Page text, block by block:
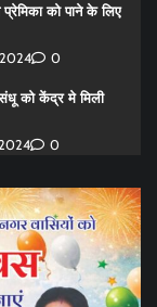
को पाने के लिए
2024 0
को केंद्र मे मिली
0